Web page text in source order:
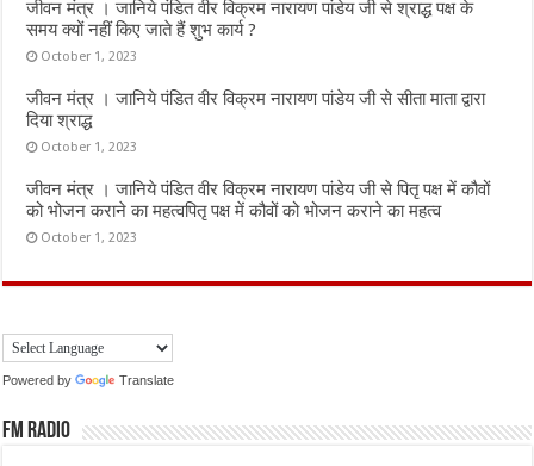
जीवन मंत्र । जानिये पंडित वीर विक्रम नारायण पांडेय जी से श्राद्ध पक्ष के
समय क्यों नहीं किए जाते हैं शुभ कार्य ?
October 1, 2023
जीवन मंत्र । जानिये पंडित वीर विक्रम नारायण पांडेय जी से सीता माता द्वारा
दिया श्राद्ध
October 1, 2023
जीवन मंत्र । जानिये पंडित वीर विक्रम नारायण पांडेय जी से पितृ पक्ष में कौवों
को भोजन कराने का महत्वपितृ पक्ष में कौवों को भोजन कराने का महत्व
October 1, 2023
Powered by Translate
FM Radio